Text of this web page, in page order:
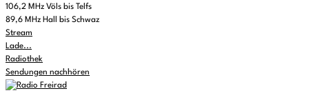
106,2 MHz Völs bis Telfs
89,6 MHz Hall bis Schwaz
Stream
Lade...
Radiothek
Sendungen nachhören